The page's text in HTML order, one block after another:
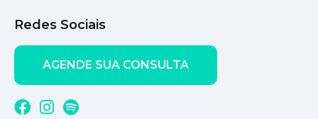
Redes Sociais
AGENDE SUA CONSULTA